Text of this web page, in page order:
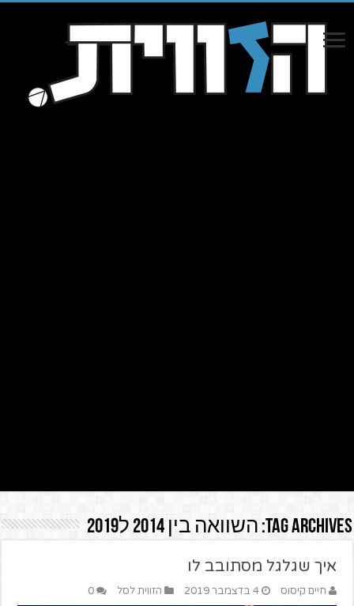
Tag Archives: השוואה בין 2014 ל2019
איך שגלגל מסתובב לו
חיים קיסוס 4 בדצמבר 2019 הזווית לסל 0